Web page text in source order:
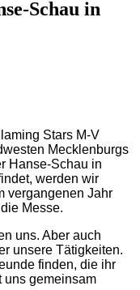
Schau in
Stars M-V
Mecklenburgs
Hanse-Schau in
werden wir
vergangenen Jahr
Messe.
uns. Aber auch
unsere Tätigkeiten.
finden, die ihr
uns gemeinsam